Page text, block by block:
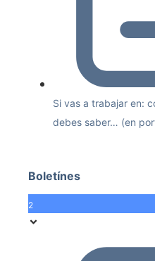
Si vas a trabajar en:
debes saber… (en
Boletínes
2